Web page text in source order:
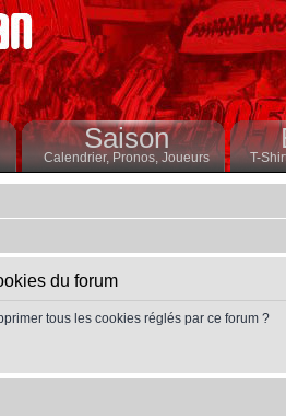
Saison
Calendrier,Pronos, Joueurs T-
du forum
tous les cookies réglés par ce forum ?